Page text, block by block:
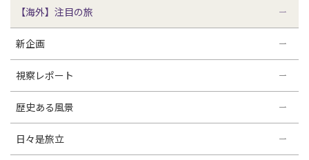
【海外】注目の旅
新企画
視察レポート
歴史ある風景
日々是旅立